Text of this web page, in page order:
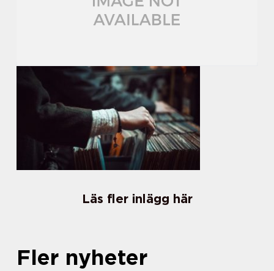
Läs fler inlägg här
Fler nyheter